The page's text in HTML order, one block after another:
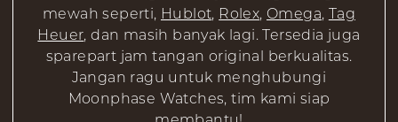
mewah seperti, Hublot, Rolex, Omega, Tag
Heuer, dan masih banyak lagi. Tersedia juga
sparepart jam tangan original berkualitas.
Jangan ragu untuk menghubungi
Moonphase Watches, tim kami siap